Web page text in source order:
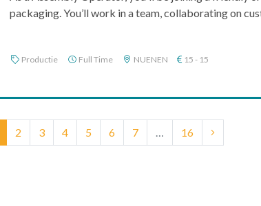
packaging. You’ll work in a team, collaborating on
Productie Full Time NUENEN 15 - 15
(current)
2 3 4 5 6 7 … 16